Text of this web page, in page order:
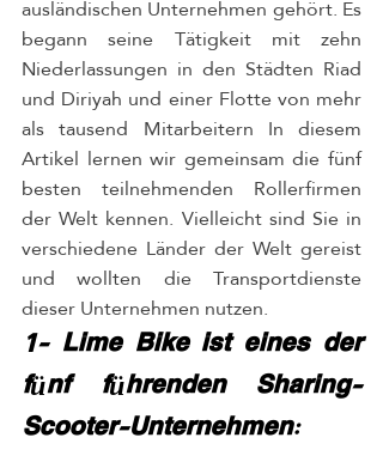
ausländischen Unternehmen gehört. Es
begann seine Tätigkeit mit zehn
Niederlassungen in den Städten Riad
und Diriyah und einer Flotte von mehr
als tausend Mitarbeitern In diesem
Artikel lernen wir gemeinsam die fünf
besten teilnehmenden Rollerfirmen
der Welt kennen. Vielleicht sind Sie in
verschiedene Länder der Welt gereist
und wollten die Transportdienste
dieser Unternehmen nutzen.
1- Lime Bike ist eines der
fünf führenden Sharing-
Scooter-Unternehmen: